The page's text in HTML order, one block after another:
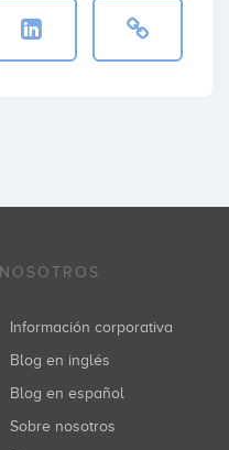
NOSOTROS
Información corporativa
Blog en inglés
Blog en español
Sobre nosotros